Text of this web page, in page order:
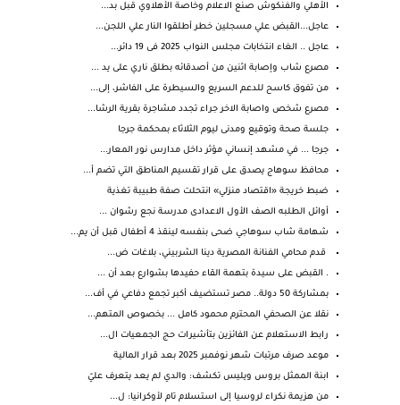
الأهلي والفنكوش صنع الاعلام وخاصة الأهلاوي قبل بد...
عاجل...القبض علي مسجلين خطر أطلقوا النار علي اللجن...
عاجل .. الغاء انتخابات مجلس النواب 2025 فى 19 دائر...
مصرع شاب وإصابة اثنين من أصدقائه بطلق ناري على يد ...
من تفوق كاسح للدعم السريع والسيطرة على الفاشر، إلى...
مصرع شخص واصابة الاخر جراء تجدد مشاجرة بقرية الرشا...
جلسة صحة وتوقيع ومدنى ليوم الثلاثاء بمحكمة جرجا
جرجا ... في مشهد إنساني مؤثر داخل مدارس نور المعار...
محافظ سوهاج يصدق على قرار تقسيم المناطق التي تضم أ...
ضبط خريجة «اقتصاد منزلي» انتحلت صفة طبيبة تغذية
أوائل الطلبه الصف الأول الاعدادى مدرسة نجع رشوان ...
شهامة شاب سوهاجي ضحى بنفسه لينقذ 4 أطفال قبل أن يم...
قدم محامي الفنانة المصرية دينا الشربيني، بلاغات ض...
. القبض على سيدة بتهمة القاء حفيدها بشوارع بعد أن ...
بمشاركة 50 دولة.. مصر تستضيف أكبر تجمع دفاعي في أف...
نقلا عن الصحفي المحترم محمود كامل ... بخصوص المتهم...
رابط الاستعلام عن الفائزين بتأشيرات حج الجمعيات ال...
موعد صرف مرتبات شهر نوفمبر 2025 بعد قرار المالية
ابنة الممثل بروس ويليس تكشف: والدي لم يعد يتعرف عليّ
من هزيمة نكراء لروسيا إلى استسلام تام لأوكرانيا: ل...